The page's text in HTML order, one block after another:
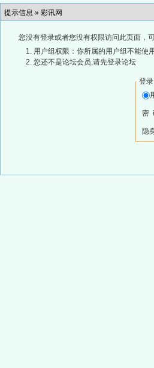
提示信息 » 彩讯网
您没有登录或者您没有权限访问此页面，
用户组权限：你所属的用户组不能使
您还不是论坛会员,请先登录论坛
登录
密
隐